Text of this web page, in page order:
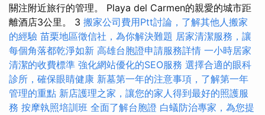
關注附近旅行的管理。 Playa del Carmen的親愛的城市距
離酒店3公里。 3 搬家公司費用Ptt討論，了解其他人搬家
的經驗 苗栗地區徵信社，為你解決難題 居家清潔服務，讓
每個角落都乾淨如新 高雄台胞證申請服務詳情 一小時居家
清潔的收費標準 強化網站優化的SEO服務 選擇合適的眼科
診所，確保眼睛健康 新墓第一年的注意事項，了解第一年
管理的重點 新店護理之家，讓您的家人得到最好的照護服
務 按摩執照培訓班 全面了解台胞證 白蟻防治專家，為您提